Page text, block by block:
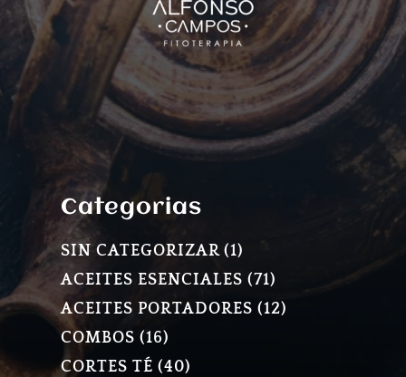
Categorias
SIN CATEGORIZAR 11
PRODUCTO
ACEITES ESENCIALES 7171
PRODUCTOS
ACEITES PORTADORES 1212
COMBOS 1616
PRODUCTOS
CORTES TÉ 4040